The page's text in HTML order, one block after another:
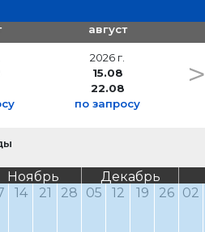
август
2026 г.
15.08
22.08
по запросу
>
Ноябрь Декабрь
14 21 28 05 12 19 26 02